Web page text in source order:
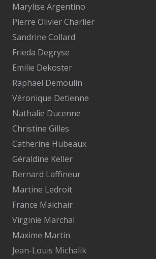
Marylise Argentino
Pierre Olivier Charlier
Sandrine Collard
Frieda Degryse
Emilie Dekoster
Raphaël Demoulin
Véronique Detienne
Nathalie Ducenne
Christine Gilles
Catherine Hubeaux
Géraldine Keller
Bernard Laffineur
Martine Ledroit
France Malchair
Virginie Marchal
Maxime Martin
Jean-Louis Michalik